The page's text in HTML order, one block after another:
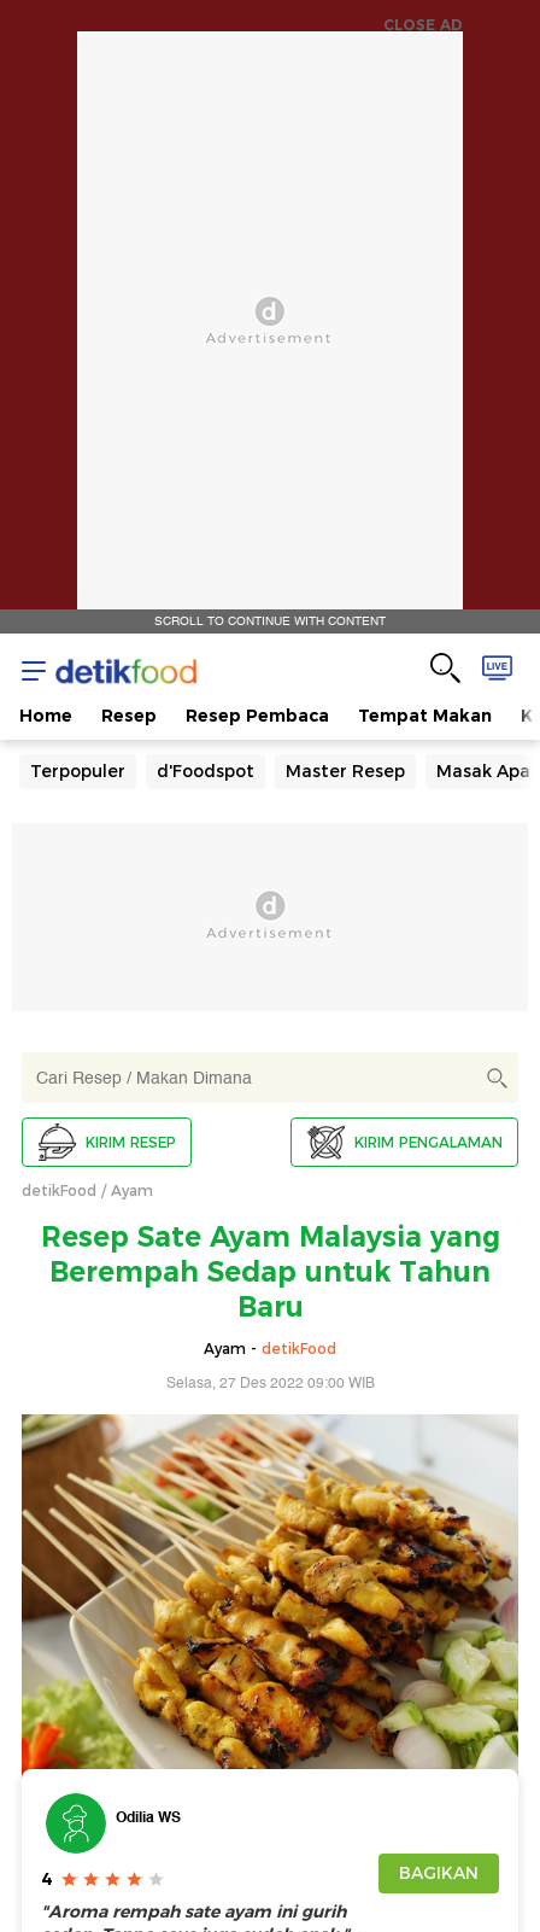
CLOSE AD
SCROLL TO CONTINUE WITH CONTENT
Home Resep Resep Pembaca Tempat Makan
Terpopuler d'Foodspot Master Resep Masak Apa
KIRIM RESEP KIRIM PENGALAMAN
detikFood Ayam
Resep Sate Ayam Malaysia yang
Berempah Sedap untuk Tahun
Baru
Ayam - detikFood
Selasa, 27 Des 2022 09:00 WIB
Foto: iStock
Odilia WS
4
"Aroma rempah sate ayam ini gurih
BAGIKAN